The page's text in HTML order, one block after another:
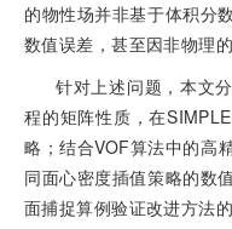
的物性场并非基于体积分
数值误差，甚至因非物理
针对上述问题，本文
程的矩阵性质，在
略；结合VOF算法中的高
同面心密度插值策略的数
面捕捉算例验证改进方法的